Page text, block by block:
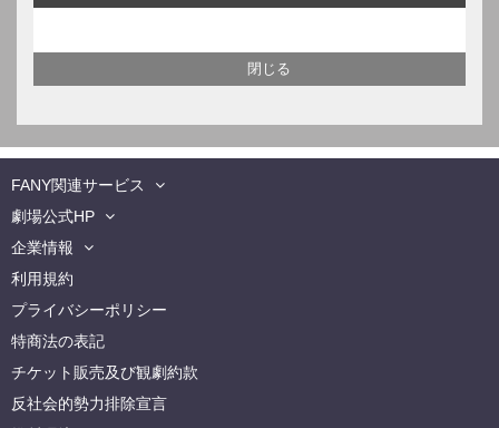
FANY関連サービス
劇場公式HP
企業情報
利用規約
プライバシーポリシー
特商法の表記
チケット販売及び観劇約款
反社会的勢力排除宣言